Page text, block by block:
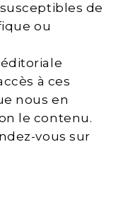
de
ou
à ces
nous en
le contenu.
vous sur